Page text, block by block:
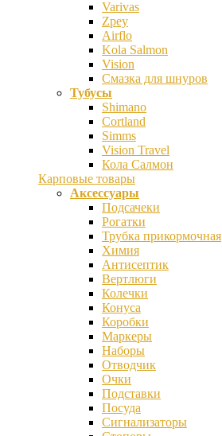
Varivas
Zpey
Airflo
Kola Salmon
Vision
Смазка для шнуров
Тубусы
Shimano
Cortland
Simms
Vision Travel
Кола Салмон
Карповые товары
Аксессуары
Подсачеки
Рогатки
Трубка прикормочная
Химия
Антисептик
Вертлюги
Колечки
Конуса
Коробки
Маркеры
Наборы
Отводчик
Очки
Подставки
Посуда
Сигнализаторы